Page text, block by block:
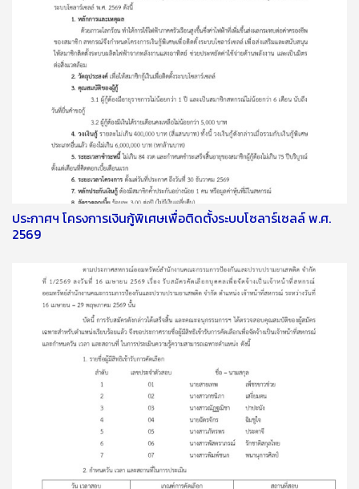
ประกาศฯ โครงการเงินกู้พิเศษเพื่อติดตั้งระบบโซลาร์เซลล์ พ.ศ.
2569